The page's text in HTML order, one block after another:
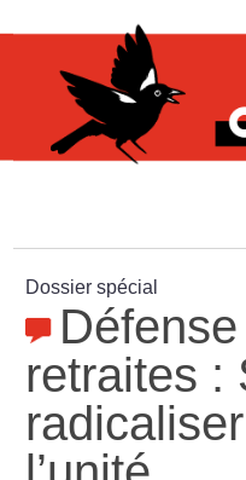
Dossier spécial
retraites :